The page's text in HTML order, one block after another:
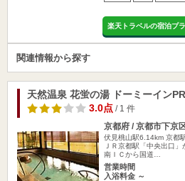
楽天トラベルの宿泊プ
関連情報から探す
天然温泉 花蛍の湯 ドーミーイン
3.0点/ 1 件
京都府 / 京都市下京
伏見桃山駅6.14km 京都
ＪＲ京都駅「中央出口
南ＩＣから国道…
営業時間
入浴料金 ～